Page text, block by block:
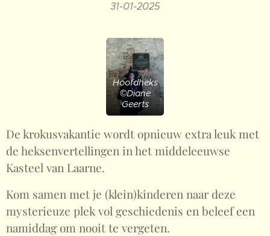
31-01-2025
Hoofdheks
©Diane
Geerts
De krokusvakantie wordt opnieuw extra leuk met
de heksenvertellingen in het middeleeuwse
Kasteel van Laarne.
Kom samen met je (klein)kinderen naar deze
mysterieuze plek vol geschiedenis en beleef een
namiddag om nooit te vergeten.